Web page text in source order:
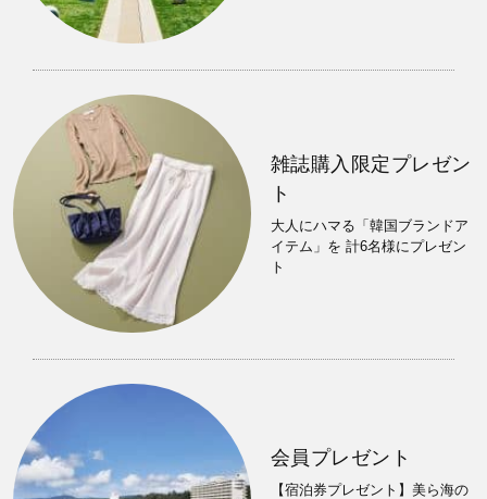
雑誌購入限定プレゼン
ト
大人にハマる「韓国ブランドア
イテム」を 計6名様にプレゼン
ト
会員プレゼント
【宿泊券プレゼント】美ら海の